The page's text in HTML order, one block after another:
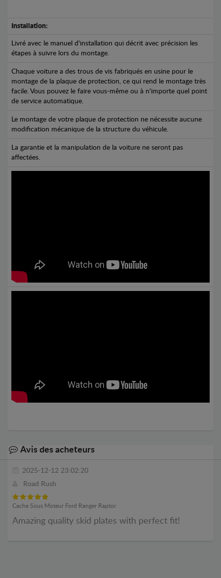
Installation:
Livré avec le manuel d'installation qui décrit avec précision les
étapes à suivre lors du montage.
Chaque voiture a des trous de vis fabriqués en usine pour le
montage de la plaque de protection, ce qui rend le montage très
facile. Vous pouvez le faire vous-même ou à n'importe quel point
de service automatique.
Le montage de votre plaque de protection ne nécessite aucune
modification mécanique de la structure du véhicule.
La garantie et la manipulation de la voiture ne seront pas
affectées.
Avis des acheteurs
2025-12-12 23:02:20
Road Rush
Cache Sous Moteur Ford Ranger Raptor
Amazing quality skid plates with perfect fit!